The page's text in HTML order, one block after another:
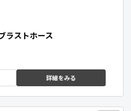
ラストホース
詳細をみる